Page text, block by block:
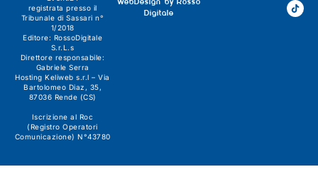
WebDesign by Rosso
Digitale
registrata presso il
Tribunale di Sassari n°
1/2018
Editore: RossoDigitale
S.r.L.s
Direttore responsabile:
Gabriele Serra
Hosting Keliweb s.r.l – Via
Bartolomeo Diaz, 35,
87036 Rende (CS)
Iscrizione al Roc
(Registro Operatori
Comunicazione) N°43780